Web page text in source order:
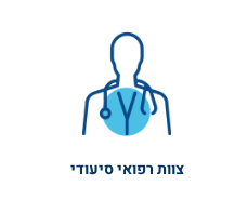
צוות רפואי סיעודי